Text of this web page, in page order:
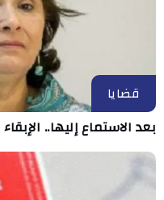
قضايا
بعد الاستماع إليها..